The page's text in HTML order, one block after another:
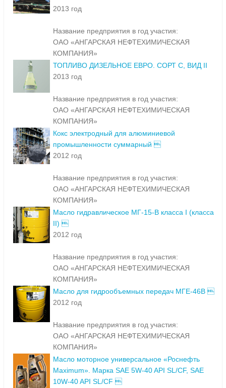
2013 год
Название предприятия в год участия:
ОАО «АНГАРСКАЯ НЕФТЕХИМИЧЕСКАЯ
КОМПАНИЯ»
ТОПЛИВО ДИЗЕЛЬНОЕ ЕВРО. СОРТ С, ВИД II
2013 год
Название предприятия в год участия:
ОАО «АНГАРСКАЯ НЕФТЕХИМИЧЕСКАЯ
КОМПАНИЯ»
Кокс электродный для алюминиевой
промышленности суммарный 
2012 год
Название предприятия в год участия:
ОАО «АНГАРСКАЯ НЕФТЕХИМИЧЕСКАЯ
КОМПАНИЯ»
Масло гидравлическое МГ-15-В класса I (класса
II) 
2012 год
Название предприятия в год участия:
ОАО «АНГАРСКАЯ НЕФТЕХИМИЧЕСКАЯ
КОМПАНИЯ»
Масло для гидрообъемных передач МГЕ-46В 
2012 год
Название предприятия в год участия:
ОАО «АНГАРСКАЯ НЕФТЕХИМИЧЕСКАЯ
КОМПАНИЯ»
Масло моторное универсальное «Роснефть
Maximum». Марка SAE 5W-40 API SL/CF, SAE
10W-40 API SL/CF 